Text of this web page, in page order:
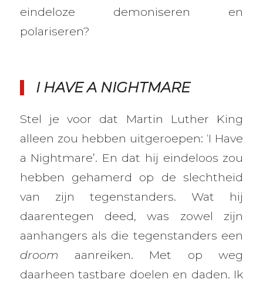
eindeloze demoniseren en
polariseren?
I HAVE A NIGHTMARE
Stel je voor dat Martin Luther King
alleen zou hebben uitgeroepen: ‘I Have
a Nightmare’. En dat hij eindeloos zou
hebben gehamerd op de slechtheid
van zijn tegenstanders. Wat hij
daarentegen deed, was zowel zijn
aanhangers als die tegenstanders een
droom aanreiken. Met op weg
daarheen tastbare doelen en daden. Ik